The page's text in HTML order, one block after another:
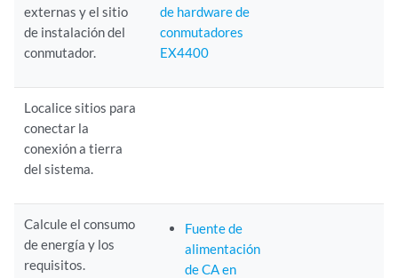
externas y el sitio
de instalación del
conmutador.
de hardware de
conmutadores
EX4400
Localice sitios para
conectar la
conexión a tierra
del sistema.
Calcule el consumo
de energía y los
requisitos.
Fuente de
alimentación
de CA en